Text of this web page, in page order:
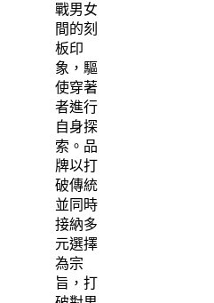
戰男女
間的刻
板印
象，驅
使穿著
者進行
自身探
索。品
牌以打
破傳統
並同時
接納多
元選擇
為宗
旨，打